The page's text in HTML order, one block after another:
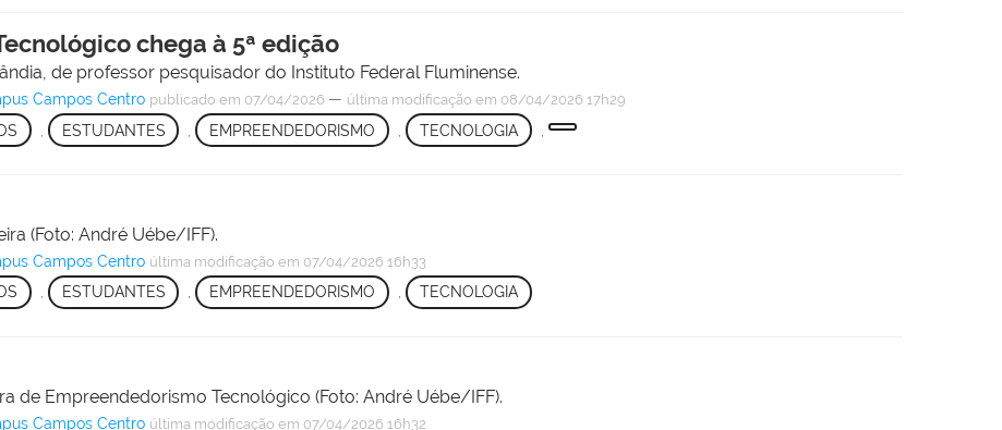
chega à 5ª edição
de professor pesquisador do Instituto Federal Fluminense.
Campos Centro publicado em 07/04/2026 — última modificação em 08/04/2026 17h29
ESTUDANTES , EMPREENDEDORISMO , TECNOLOGIA
(Foto: André Uébe/IFF).
Campos Centro última modificação em 07/04/2026 16h33
, ESTUDANTES , EMPREENDEDORISMO , TECNOLOGIA
de Empreendedorismo Tecnológico (Foto: André Uébe/IFF).
Campos Centro última modificação em 07/04/2026 16h32